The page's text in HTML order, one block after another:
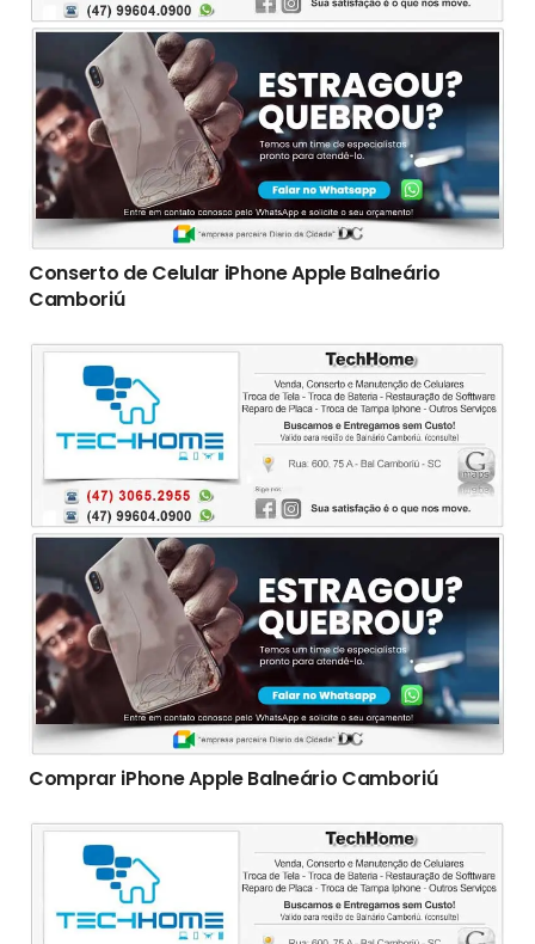
Conserto de Celular iPhone Apple Balneário
Camboriú
Comprar iPhone Apple Balneário Camboriú